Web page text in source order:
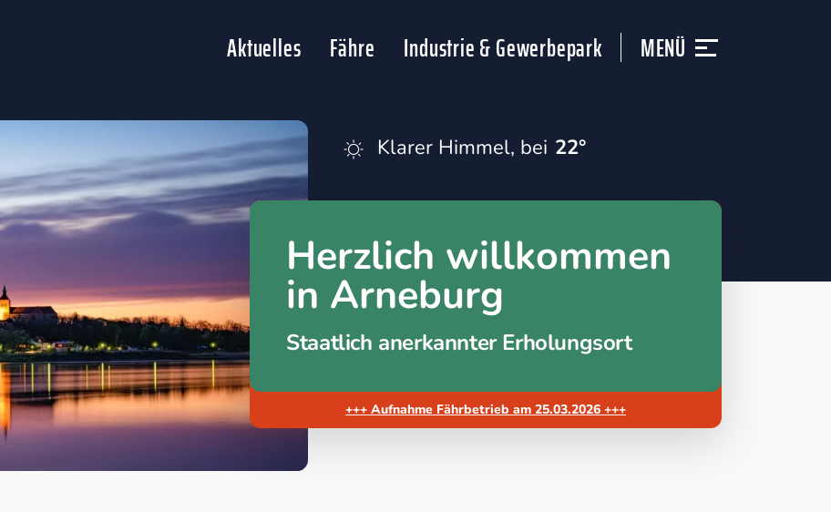
Aktuelles Fähre Industrie & Gewerbepark MENÜ
Klarer Himmel, bei 22°
Herzlich willkommen
in Arneburg
Staatlich anerkannter Erholungsort
+++ Aufnahme Fährbetrieb am 25.03.2026 +++